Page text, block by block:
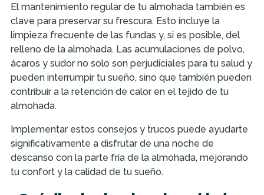
El mantenimiento regular de tu almohada también es
clave para preservar su frescura. Esto incluye la
limpieza frecuente de las fundas y, si es posible, del
relleno de la almohada. Las acumulaciones de polvo,
ácaros y sudor no solo son perjudiciales para tu salud y
pueden interrumpir tu sueño, sino que también pueden
contribuir a la retención de calor en el tejido de tu
almohada.
Implementar estos consejos y trucos puede ayudarte
significativamente a disfrutar de una noche de
descanso con la parte fría de la almohada, mejorando
tu confort y la calidad de tu sueño.